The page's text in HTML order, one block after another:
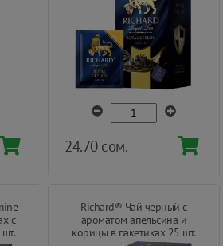
24.70 сом.
с
Richard® Чай черный с
ароматом апельсина и
корицы в пакетиках 25 шт.